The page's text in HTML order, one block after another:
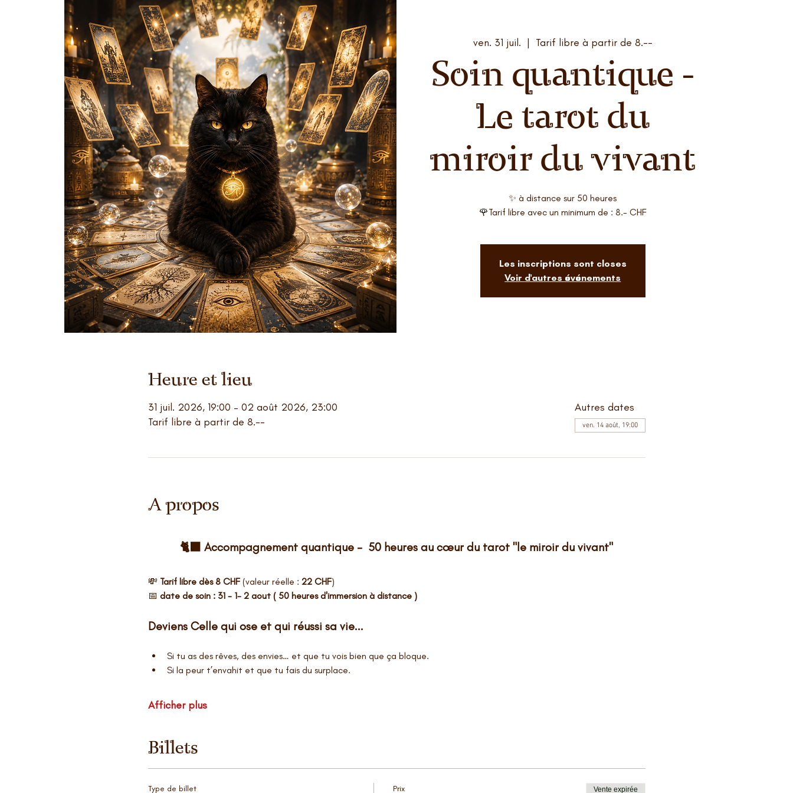
ven. 31 juil.
  |
Tarif libre à partir de 8.--
Soin quantique -
Le tarot du
miroir du vivant
✨ à distance sur 50 heures
🌹Tarif libre avec un minimum de : 8.- CHF
Les inscriptions sont closes
Voir d'autres événements
Heure et lieu
31 juil. 2026, 19:00 – 02 août 2026, 23:00
Tarif libre à partir de 8.--
Autres dates
ven. 14 août, 19:00
A propos
🐈‍⬛ Accompagnement quantique –  50 heures au cœur du tarot "le miroir du vivant"
💸 Tarif libre dès 8 CHF (valeur réelle : 22 CHF)
📅 date de soin : 31 - 1- 2 aout ( 50 heures d'immersion à distance )
Deviens Celle qui ose et qui réussi sa vie...
Si tu as des rêves, des envies… et que tu vois bien que ça bloque.
Si la peur t’envahit et que tu fais du surplace.
Afficher plus
Billets
Type de billet Prix Vente expirée